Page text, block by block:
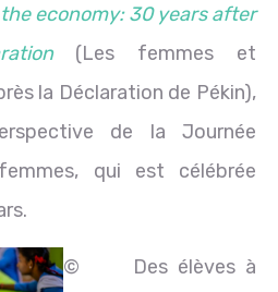
the economy: 30 years after
(Les femmes et
la Déclaration de Pékin),
de la Journée
qui est célébrée
©
Des élèves à